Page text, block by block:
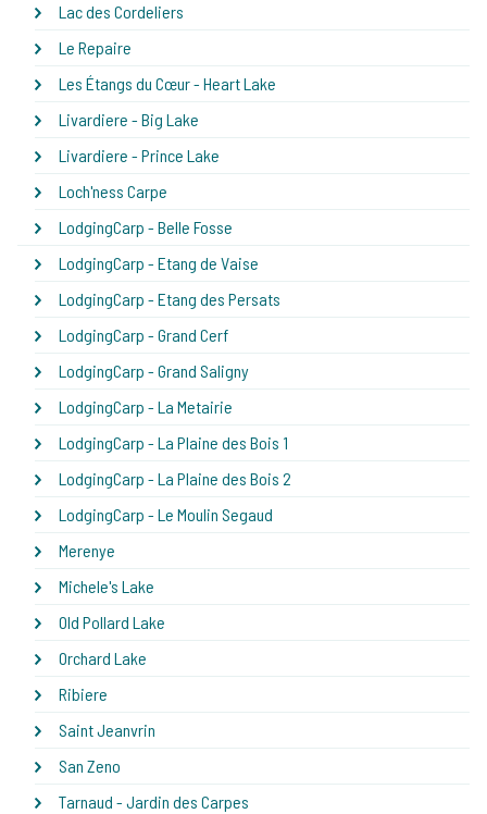
Lac des Cordeliers
Le Repaire
Les Étangs du Cœur - Heart Lake
Livardiere - Big Lake
Livardiere - Prince Lake
Loch'ness Carpe
LodgingCarp - Belle Fosse
LodgingCarp - Etang de Vaise
LodgingCarp - Etang des Persats
LodgingCarp - Grand Cerf
LodgingCarp - Grand Saligny
LodgingCarp - La Metairie
LodgingCarp - La Plaine des Bois 1
LodgingCarp - La Plaine des Bois 2
LodgingCarp - Le Moulin Segaud
Merenye
Michele's Lake
Old Pollard Lake
Orchard Lake
Ribiere
Saint Jeanvrin
San Zeno
Tarnaud - Jardin des Carpes